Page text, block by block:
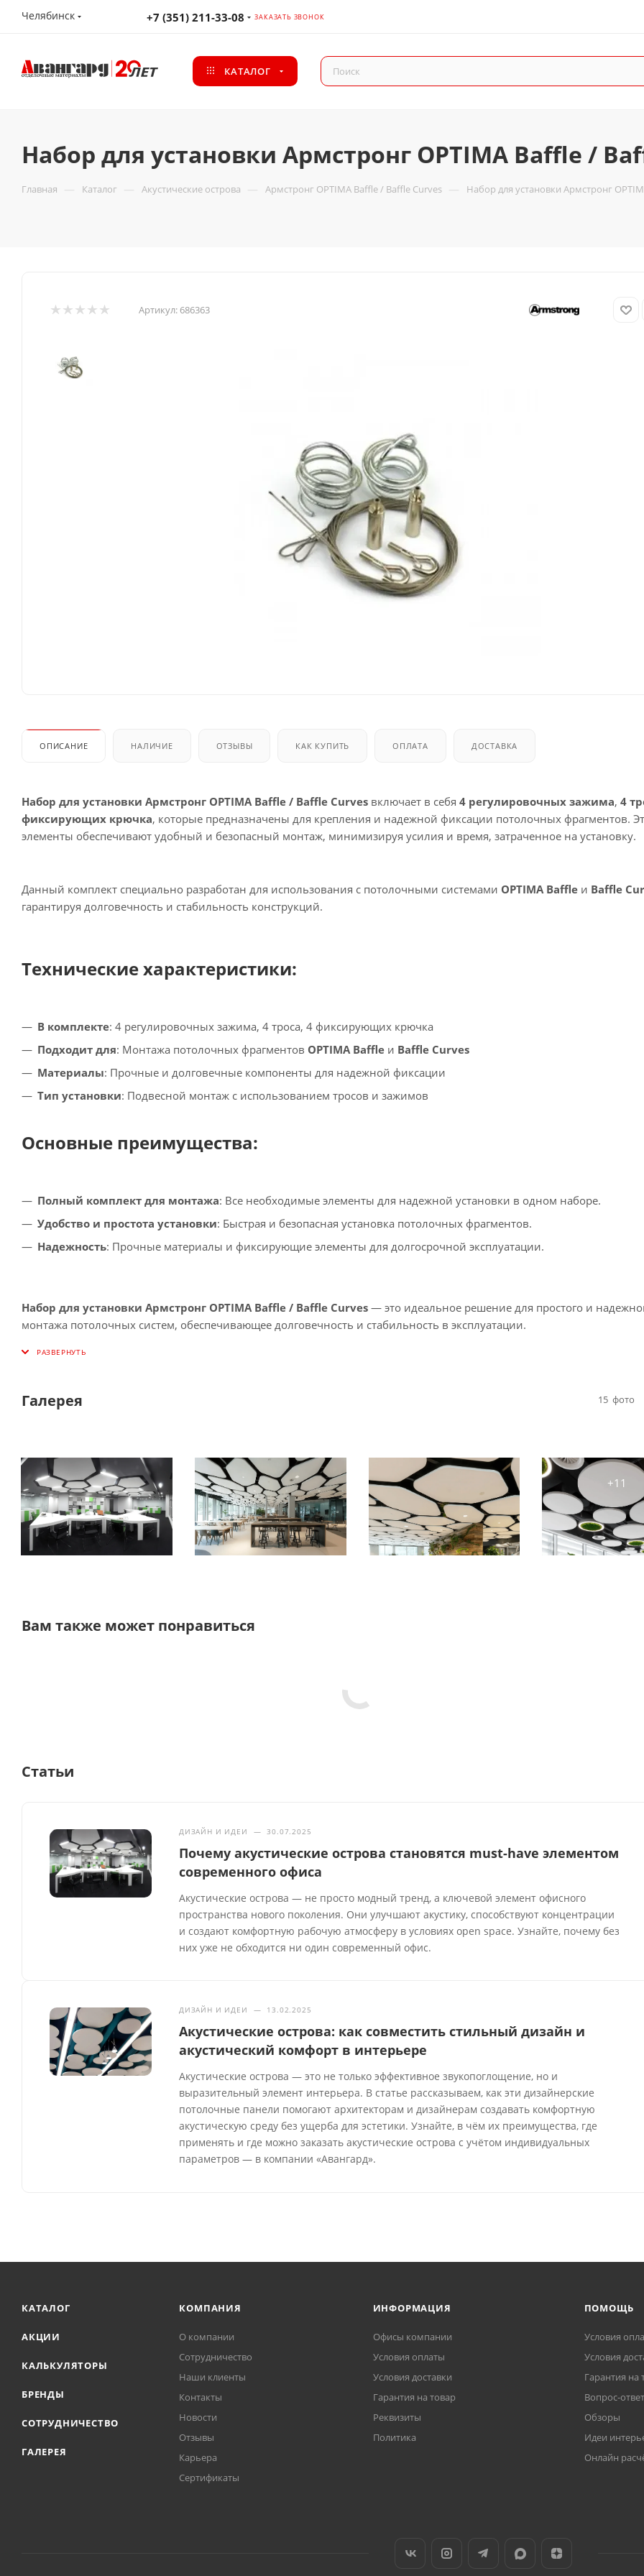
Челябинск +7 (351) 211-33-08 ЗАКАЗАТЬ ЗВОНОК
КАТАЛОГ
Набор для установки Армстронг OPTIMA Baffle /
Главная — Каталог — Акустические острова — Армстронг OPTIMA Baffle / Baffle Curves — Набор для установки Армстронг
Артикул: 686363
ОПИСАНИЕ НАЛИЧИЕ ОТЗЫВЫ КАК КУПИТЬ ОПЛАТА ДОСТАВКА
Набор для установки Армстронг OPTIMA Baffle / Baffle Curves включает в себя 4 регулировочных зажима, 4
фиксирующих крючка, которые предназначены для крепления и надежной фиксации потолочных фрагментов.
элементы обеспечивают удобный и безопасный монтаж, минимизируя усилия и время, затраченное на установку.
Данный комплект специально разработан для использования с потолочными системами OPTIMA Baffle и Baffle
гарантируя долговечность и стабильность конструкций.
Технические характеристики:
В комплекте: 4 регулировочных зажима, 4 троса, 4 фиксирующих крючка
Подходит для: Монтажа потолочных фрагментов OPTIMA Baffle и Baffle Curves
Материалы: Прочные и долговечные компоненты для надежной фиксации
Тип установки: Подвесной монтаж с использованием тросов и зажимов
Основные преимущества:
Полный комплект для монтажа: Все необходимые элементы для надежной установки в одном наборе.
Удобство и простота установки: Быстрая и безопасная установка потолочных фрагментов.
Надежность: Прочные материалы и фиксирующие элементы для долгосрочной эксплуатации.
Набор для установки Армстронг OPTIMA Baffle / Baffle Curves — это идеальное решение для простого и
монтажа потолочных систем, обеспечивающее долговечность и стабильность в эксплуатации.
Галерея 15 фото
Вам также может понравиться
Статьи
ДИЗАЙН И ИДЕИ — 30.07.2025
Почему акустические острова становятся must-have элементом
современного офиса
Акустические острова — не просто модный тренд, а ключевой элемент офисного
пространства нового поколения. Они улучшают акустику, способствуют концентрации
и создают комфортную рабочую атмосферу в условиях open space. Узнайте, почему без
них уже не обходится ни один современный офис.
ДИЗАЙН И ИДЕИ — 13.02.2025
Акустические острова: как совместить стильный дизайн и
акустический комфорт в интерьере
Акустические острова — это не только эффективное звукопоглощение, но и
выразительный элемент интерьера. В статье рассказываем, как эти дизайнерские
потолочные панели помогают архитекторам и дизайнерам создавать комфортную
акустическую среду без ущерба для эстетики. Узнайте, в чём их преимущества, где
применять и где можно заказать акустические острова с учётом индивидуальных
параметров — в компании «Авангард».
КАТАЛОГ
АКЦИИ
КАЛЬКУЛЯТОРЫ
БРЕНДЫ
СОТРУДНИЧЕСТВО
ГАЛЕРЕЯ
КОМПАНИЯ
О компании
Сотрудничество
Наши клиенты
Контакты
Новости
Отзывы
Карьера
Сертификаты
ИНФОРМАЦИЯ
Офисы компании
Условия оплаты
Условия доставки
Гарантия на товар
Реквизиты
Политика
ПОМОЩЬ
Условия
Условия
Гарантия на
Вопрос-ответ
Обзоры
Идеи
Онлайн